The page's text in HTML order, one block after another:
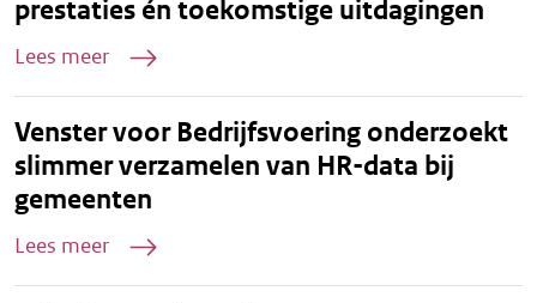
prestaties én toekomstige uitdagingen
Lees meer
Venster voor Bedrijfsvoering onderzoekt
slimmer verzamelen van HR-data bij
gemeenten
Lees meer